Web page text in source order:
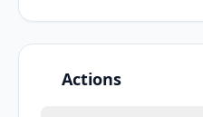
Actions